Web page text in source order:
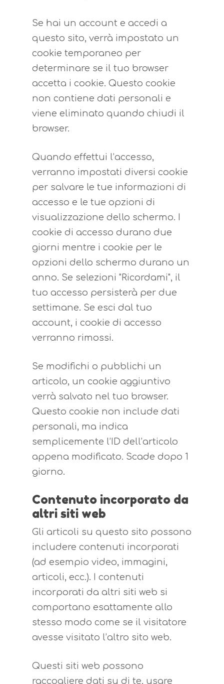
Se hai un account e accedi a
questo sito, verrà impostato un
cookie temporaneo per
determinare se il tuo browser
accetta i cookie. Questo cookie
non contiene dati personali e
viene eliminato quando chiudi il
browser.
Quando effettui l’accesso,
verranno impostati diversi cookie
per salvare le tue informazioni di
accesso e le tue opzioni di
visualizzazione dello schermo. I
cookie di accesso durano due
giorni mentre i cookie per le
opzioni dello schermo durano un
anno. Se selezioni "Ricordami", il
tuo accesso persisterà per due
settimane. Se esci dal tuo
account, i cookie di accesso
verranno rimossi.
Se modifichi o pubblichi un
articolo, un cookie aggiuntivo
verrà salvato nel tuo browser.
Questo cookie non include dati
personali, ma indica
semplicemente l’ID dell’articolo
appena modificato. Scade dopo 1
giorno.
Contenuto incorporato da
altri siti web
Gli articoli su questo sito possono
includere contenuti incorporati
(ad esempio video, immagini,
articoli, ecc.). I contenuti
incorporati da altri siti web si
comportano esattamente allo
stesso modo come se il visitatore
avesse visitato l’altro sito web.
Questi siti web possono
raccogliere dati su di te, usare
Libro genealogico
Genetica Italiana
Razze avicole
Tecniche
Servizi